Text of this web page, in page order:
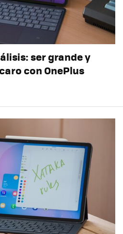
ser grande y
con OnePlus